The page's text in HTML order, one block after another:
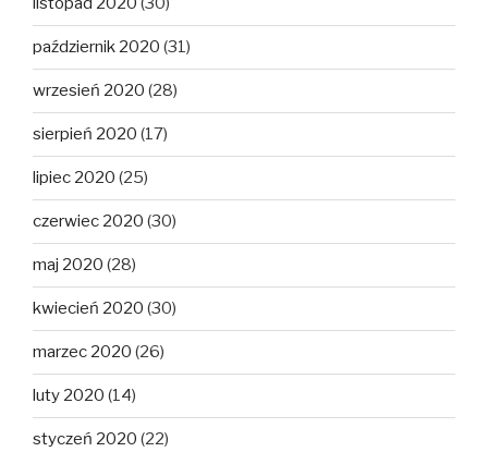
październik 2020 (31)
wrzesień 2020 (28)
sierpień 2020 (17)
lipiec 2020 (25)
czerwiec 2020 (30)
maj 2020 (28)
kwiecień 2020 (30)
marzec 2020 (26)
luty 2020 (14)
styczeń 2020 (22)